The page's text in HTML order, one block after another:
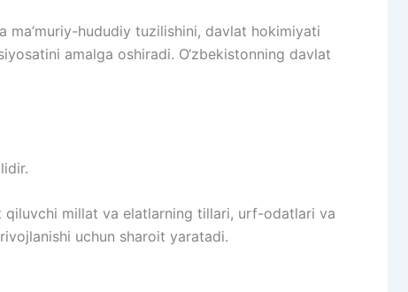
ma’muriy-hududiy tuzilishini, davlat hokimiyati
amalga oshiradi. O‘zbekistonning davlat
qiluvchi millat va elatlarning tillari, urf-odatlari va
uchun sharoit yaratadi.